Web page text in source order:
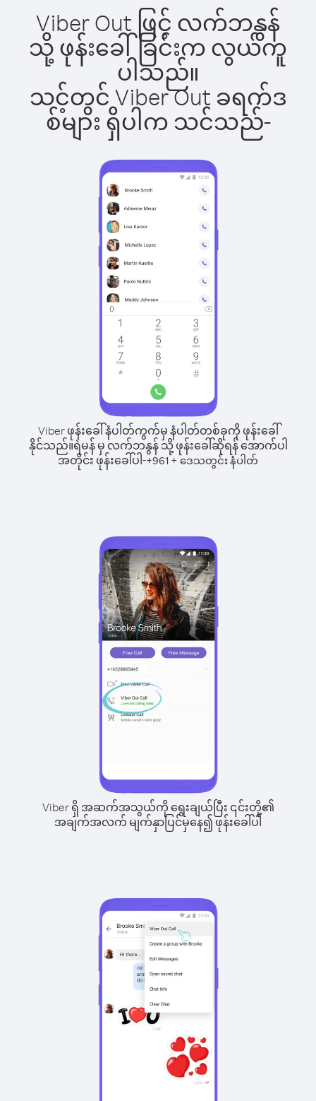
Viber Out ဖြင့် လက်ဘနွန်
သို့ ဖုန်းခေါ်ခြင်းက လွယ်ကူ
ပါသည်။
သင့်တွင် Viber Out ခရက်ဒ
စ်များ ရှိပါက သင်သည်-
Viber ဖုန်းခေါ်နံပါတ်ကွက်မှ နံပါတ်တစ်ခုကို ဖုန်းခေါ်
နိုင်သည်။ရဲမန် မှ လက်ဘနွန် သို့ ဖုန်းခေါ်ဆိုရန် အောက်ပါ
အတိုင်း ဖုန်းခေါ်ပါ-+961+ဒေသတွင်း နံပါတ်
Viber ရှိ အဆက်အသွယ်ကို ရွေးချယ်ပြီး ၎င်းတို့၏
အချက်အလက် မျက်နှာပြင်မှနေ၍ ဖုန်းခေါ်ပါ